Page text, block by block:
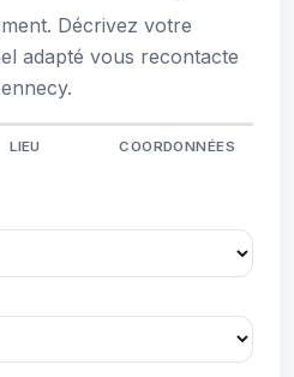
Décrivez votre
adapté vous recontacte
LIEU COORDONNÉES